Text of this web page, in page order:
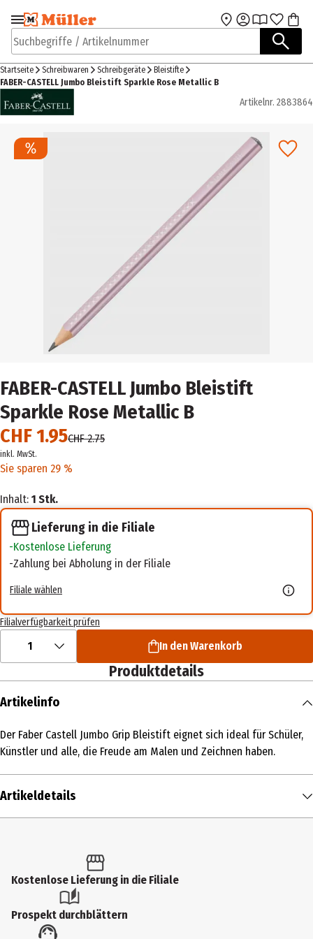
Zur Navigation
springen
Zum Hauptinhalt
Suchbegriffe / Artikelnummer
Startseite Schreibwaren Schreibgeräte
Bleistifte
FABER-CASTELL Jumbo Bleistift Sparkle Rose Metallic B
Artikelnr. 2883864
FABER-CASTELL Jumbo Bleistift
Sparkle Rose Metallic B
CHF 1.95CHF 2.75
inkl. MwSt.
Sie sparen 29 %
Inhalt: 1 Stk.
Lieferung in die Filiale
Kostenlose Lieferung
Zahlung bei Abholung in der Filiale
Filiale wählen
Filialverfügbarkeit prüfen
1 In den Warenkorb
Produktdetails
Artikelinfo
Der Faber Castell Jumbo Grip Bleistift eignet sich ideal für Schüler,
Künstler und alle, die Freude am Malen und Zeichnen haben.
Artikeldetails
Produkttyp
Hersteller
Kostenlose Lieferung in die Filiale
Prospekt durchblättern